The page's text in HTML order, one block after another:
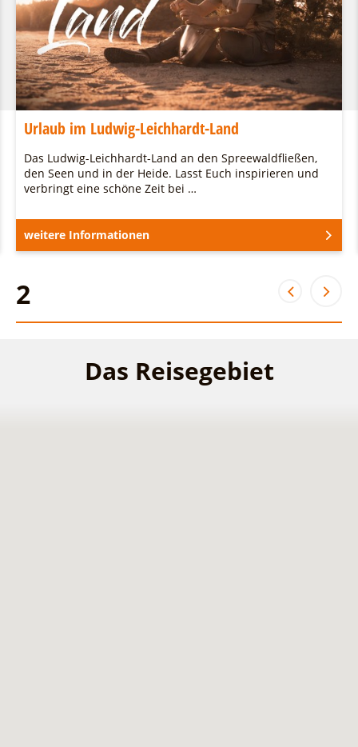
Urlaub im Ludwig-Leichhardt-Land
Das Ludwig-Leichhardt-Land an den Spreewaldfließen,
den Seen und in der Heide. Lasst Euch inspirieren und
verbringt eine schöne Zeit bei …
weitere Informationen
2
Das Reisegebiet